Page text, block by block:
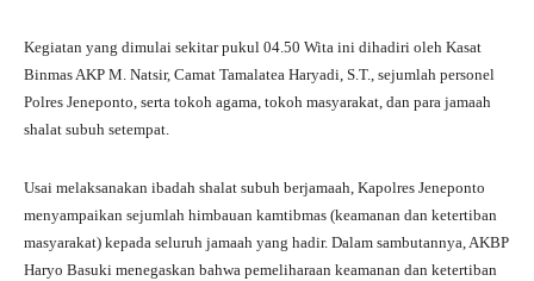
Kegiatan yang dimulai sekitar pukul 04.50 Wita ini dihadiri oleh Kasat
Binmas AKP M. Natsir, Camat Tamalatea Haryadi, S.T., sejumlah personel
Polres Jeneponto, serta tokoh agama, tokoh masyarakat, dan para jamaah
shalat subuh setempat.
Usai melaksanakan ibadah shalat subuh berjamaah, Kapolres Jeneponto
menyampaikan sejumlah himbauan kamtibmas (keamanan dan ketertiban
masyarakat) kepada seluruh jamaah yang hadir. Dalam sambutannya, AKBP
Haryo Basuki menegaskan bahwa pemeliharaan keamanan dan ketertiban